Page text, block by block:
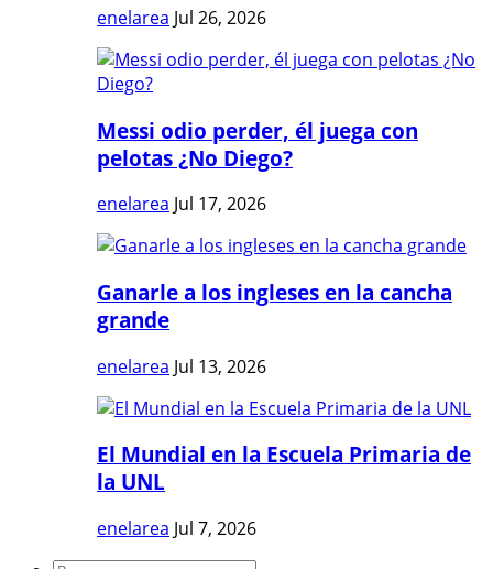
enelarea Jul 26, 2026
Messi odio perder, él juega con
pelotas ¿No Diego?
enelarea Jul 17, 2026
Ganarle a los ingleses en la cancha
grande
enelarea Jul 13, 2026
El Mundial en la Escuela Primaria de
la UNL
enelarea Jul 7, 2026